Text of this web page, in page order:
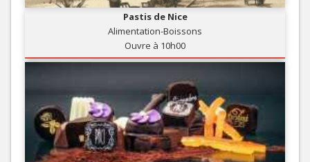
Pastis de Nice
Alimentation-Boissons
Ouvre à 10h00